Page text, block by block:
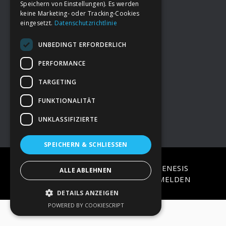
FooterDeine Spende
→ Impressum
→Kontakt zum PAO Team
COPYRIGHT © 2026 · ON
GENESIS
FRAMEWORK·WORDPRESS·ANMELDEN
Speichern von Einstellungen). Es werden
keine Marketing- oder Tracking-Cookies
eingesetzt. Datenschutzrichtlinie
UNBEDINGT ERFORDERLICH
PERFORMANCE
TARGETING
FUNKTIONALITÄT
UNKLASSIFIZIERTE
SPEICHERN & SCHLIESSEN
ALLE ABLEHNEN
DETAILS ANZEIGEN
POWERED BY COOKIESCRIPT